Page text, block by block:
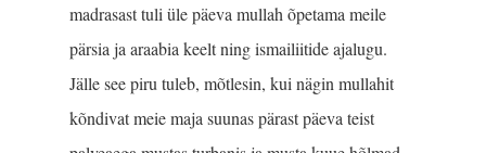
mad­rasast tuli üle päeva mullah õpetama meile
pärsia ja araabia keelt ning ismailiitide ajalugu.
Jälle see piru tuleb, mõtlesin, kui nägin mullahit
kõndivat meie maja suunas pärast päeva teist